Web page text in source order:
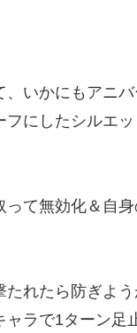
いかにもアニバ
にしたシルエ
て無効化＆自
れたら防ぎよ
ラで1ターン足